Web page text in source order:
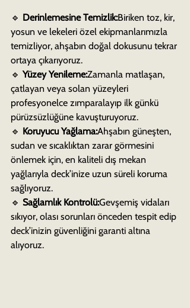
🔹 Derinlemesine Temizlik:Biriken toz, kir,
yosun ve lekeleri özel ekipmanlarımızla
temizliyor, ahşabın doğal dokusunu tekrar
ortaya çıkarıyoruz.
🔹 Yüzey Yenileme:Zamanla matlaşan,
çatlayan veya solan yüzeyleri
profesyonelce zımparalayıp ilk günkü
pürüzsüzlüğüne kavuşturuyoruz.
🔹 Koruyucu Yağlama:Ahşabın güneşten,
sudan ve sıcaklıktan zarar görmesini
önlemek için, en kaliteli dış mekan
yağlarıyla deck’inize uzun süreli koruma
sağlıyoruz.
🔹 Sağlamlık Kontrolü:Gevşemiş vidaları
sıkıyor, olası sorunları önceden tespit edip
deck’inizin güvenliğini garanti altına
alıyoruz.